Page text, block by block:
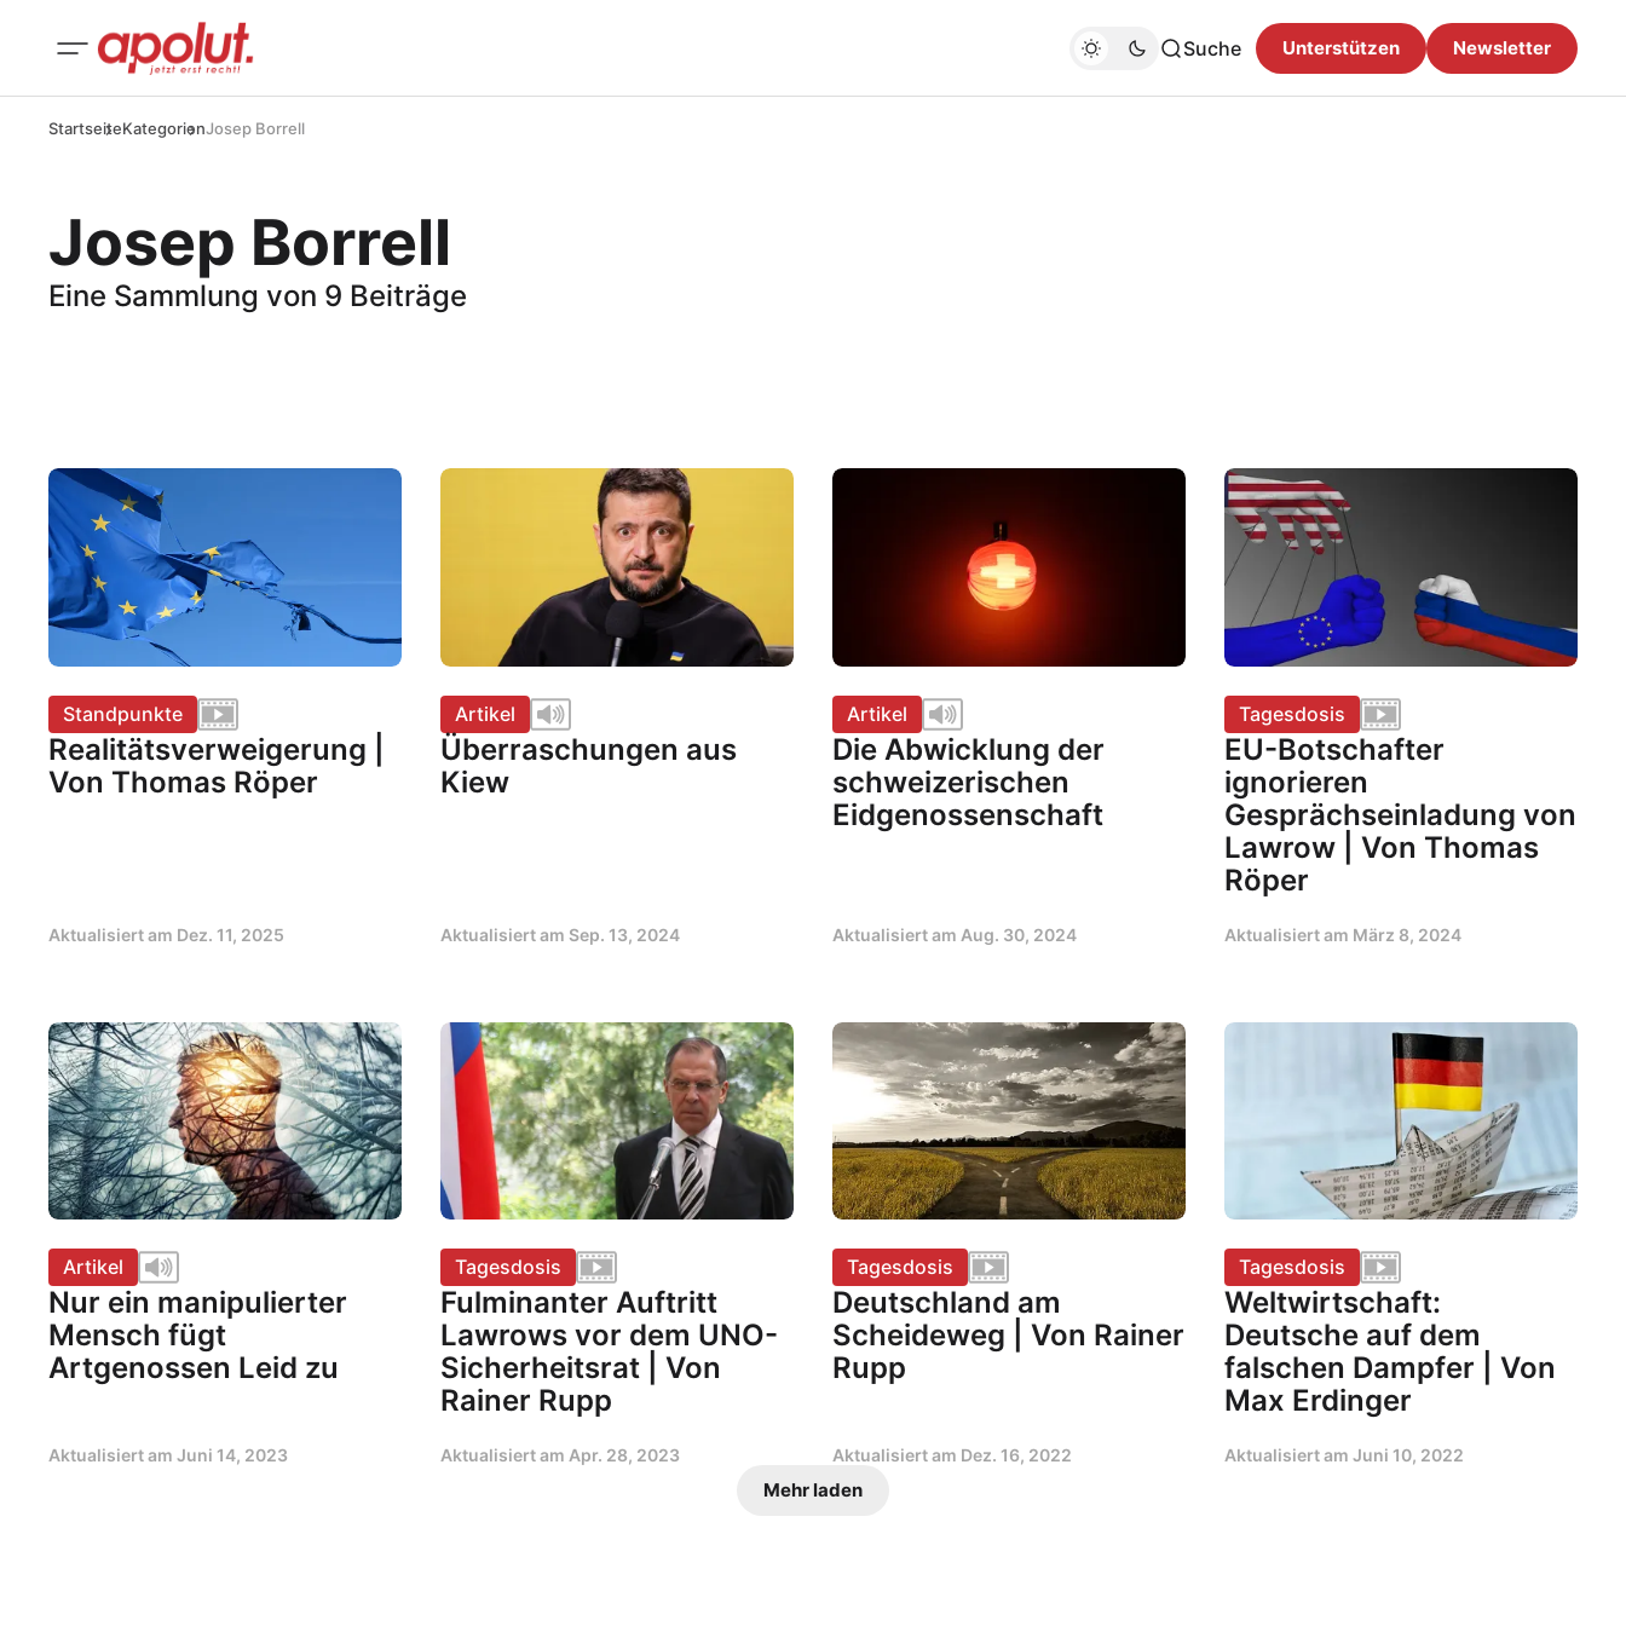
Suche Unterstützen Newsletter
StartseiteKategorienJosep Borrell
Josep Borrell
Eine Sammlung von 9 Beiträge
Standpunkte
Realitätsverweigerung |
Von Thomas Röper
Aktualisiert am Dez. 11, 2025
Artikel
Überraschungen aus
Kiew
Aktualisiert am Sep. 13, 2024
Artikel
Die Abwicklung der
schweizerischen
Eidgenossenschaft
Aktualisiert am Aug. 30, 2024
Tagesdosis
EU-Botschafter
ignorieren
Gesprächseinladung von
Lawrow | Von Thomas
Röper
Aktualisiert am März 8, 2024
Artikel
Nur ein manipulierter
Mensch fügt
Artgenossen Leid zu
Aktualisiert am Juni 14, 2023
Tagesdosis
Fulminanter Auftritt
Lawrows vor dem UNO-
Sicherheitsrat | Von
Rainer Rupp
Aktualisiert am Apr. 28, 2023
Tagesdosis
Deutschland am
Scheideweg | Von Rainer
Rupp
Aktualisiert am Dez. 16, 2022
Tagesdosis
Weltwirtschaft:
Deutsche auf dem
falschen Dampfer | Von
Max Erdinger
Aktualisiert am Juni 10, 2022
Mehr laden